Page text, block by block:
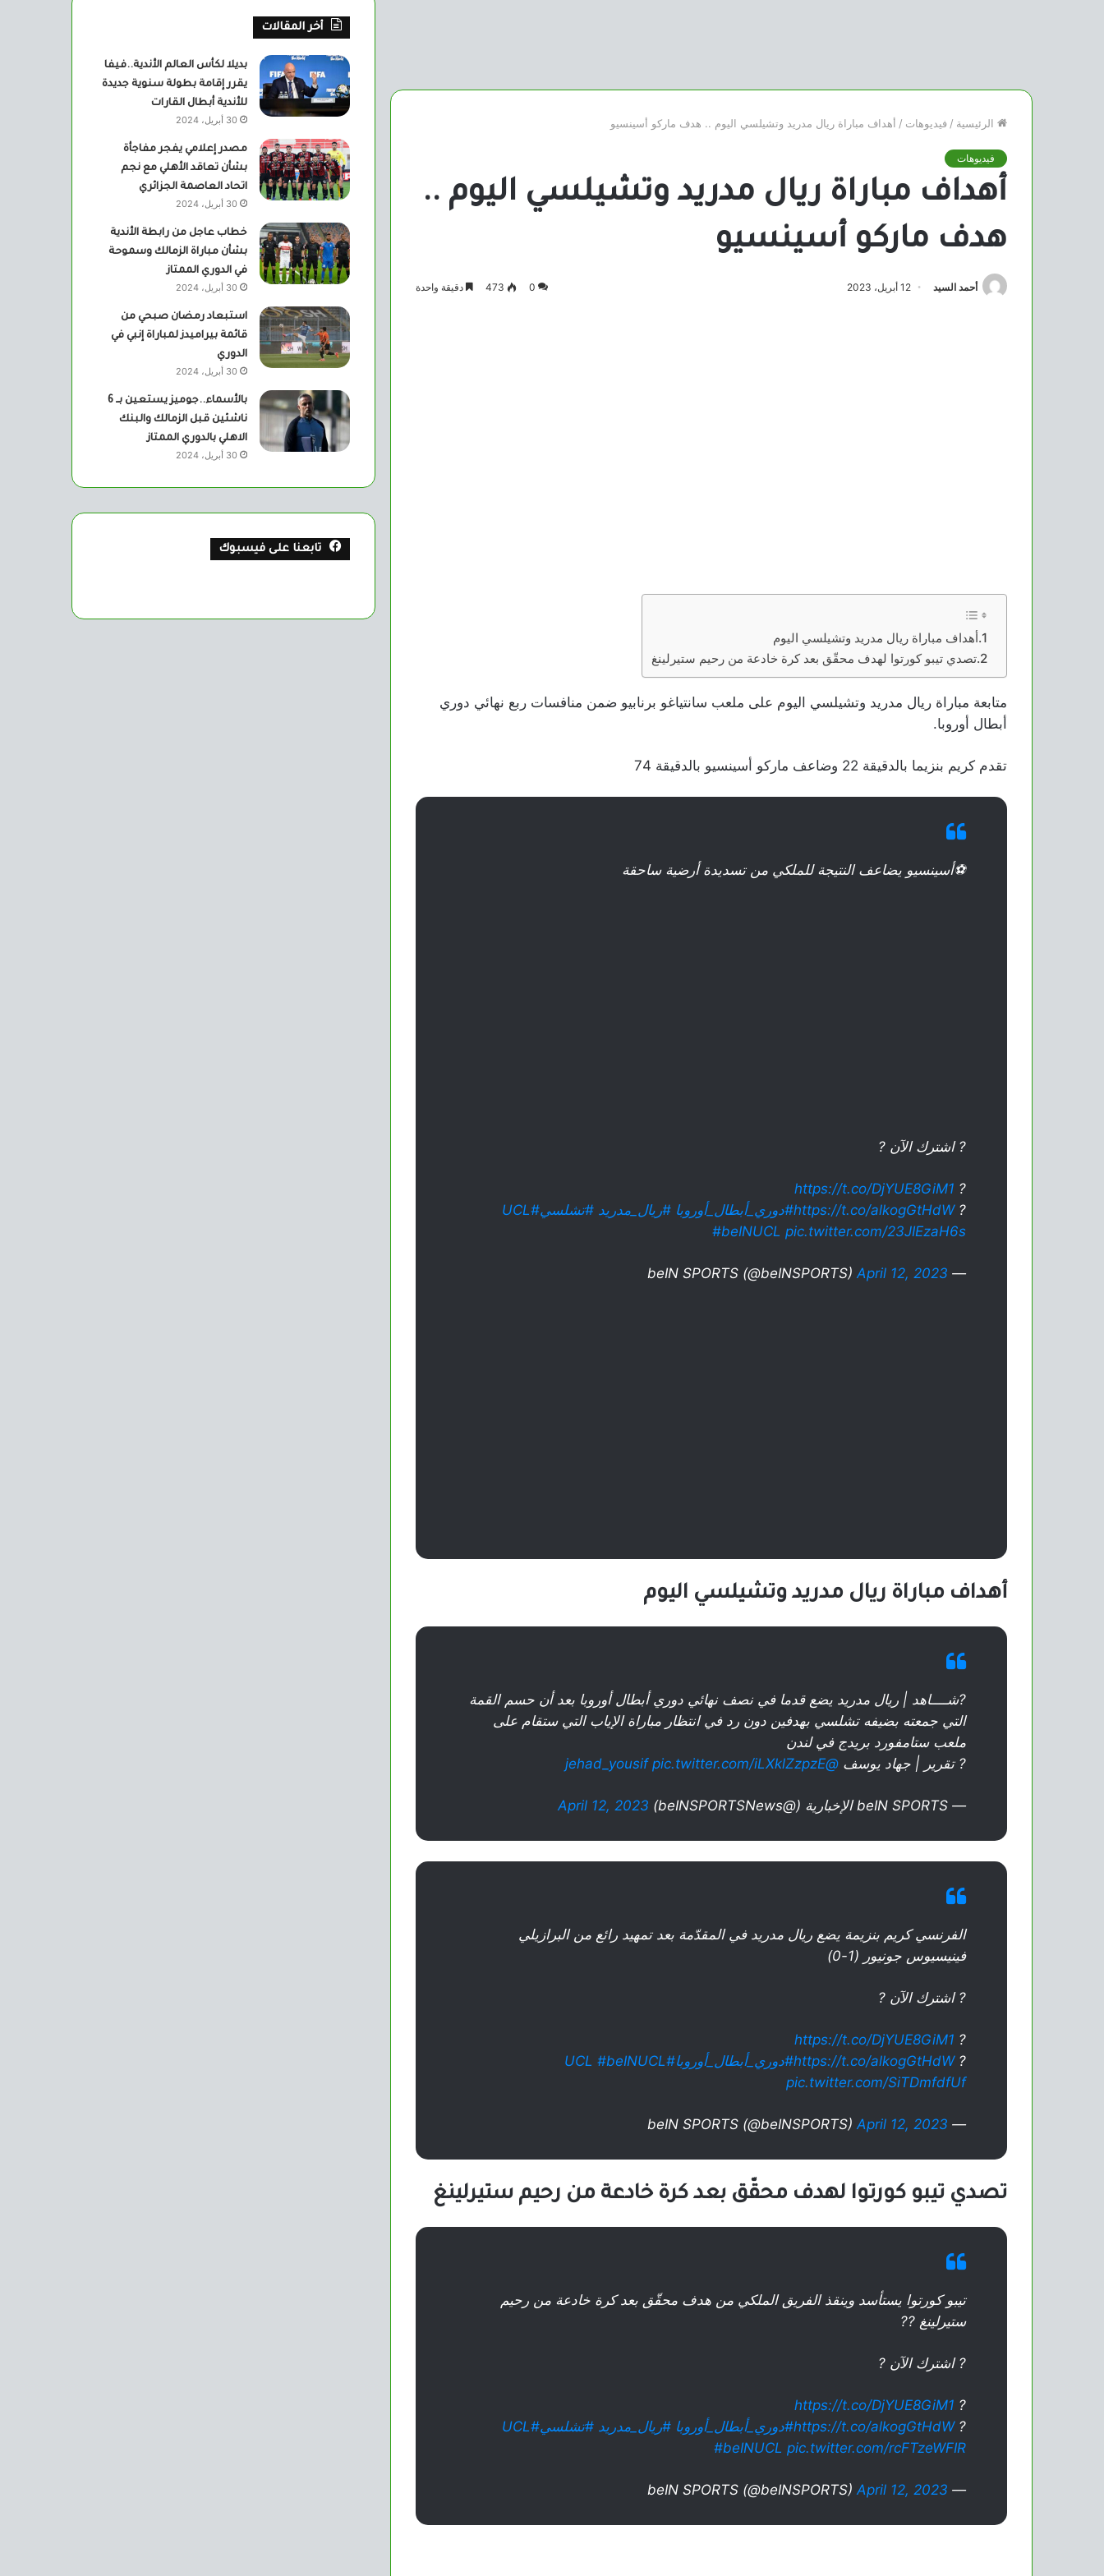
الرئيسية / فيديوهات / أهداف مباراة ريال مدريد وتشيلسي اليوم .. هدف ماركو أسينسيو
فيديوهات
أهداف مباراة ريال مدريد وتشيلسي اليوم ..
هدف ماركو أسينسيو
أحمد السيد 12 أبريل، 2023 0
473 دقيقة واحدة
أهداف مباراة ريال مدريد وتشيلسي اليوم
تصدي تيبو كورتوا لهدف محقّق بعد كرة خادعة من رحيم ستيرلينغ
متابعة مباراة ريال مدريد وتشيلسي اليوم على ملعب سانتياغو برنابيو ضمن منافسات ربع نهائي دوري
أبطال أوروبا.
تقدم كريم بنزيما بالدقيقة 22 وضاعف ماركو أسينسيو بالدقيقة 74
⚽️أسينسيو يضاعف النتيجة للملكي من تسديدة أرضية ساحقة
? اشترك الآن ?
?
https://t.co/DjYUE8GiM1
?
https://t.co/alkogGtHdW#دوري_أبطال_أوروبا #ريال_مدريد #تشلسي#UCL
#beINUCL pic.twitter.com/23JIEzaH6s
— beIN SPORTS (@beINSPORTS)
April 12, 2023
أهداف مباراة ريال مدريد وتشيلسي اليوم
?شــــاهد | ريال مدريد يضع قدما في نصف نهائي دوري أبطال أوروبا بعد أن حسم القمة
التي جمعته بضيفه تشلسي بهدفين دون رد في انتظار مباراة الإياب التي ستقام على
ملعب ستامفورد بريدج في لندن
?️ تقرير | جهاد يوسف @jehad_yousif
pic.twitter.com/iLXklZzpzE
— beIN SPORTS الإخبارية (@beINSPORTSNews) April 12, 2023
الفرنسي كريم بنزيمة يضع ريال مدريد في المقدّمة بعد تمهيد رائع من البرازيلي
فينيسيوس جونيور (1-0)
? اشترك الآن ?
?
https://t.co/DjYUE8GiM1
?
https://t.co/alkogGtHdW#دوري_أبطال_أوروبا#UCL
#beINUCL
pic.twitter.com/SiTDmfdfUf
— beIN SPORTS (@beINSPORTS)
April 12, 2023
تصدي تيبو كورتوا لهدف محقّق بعد كرة خادعة من رحيم ستيرلينغ
تيبو كورتوا يستأسد وينقذ الفريق الملكي من هدف محقّق بعد كرة خادعة من رحيم
ستيرلينغ ??
? اشترك الآن ?
?
https://t.co/DjYUE8GiM1
?
https://t.co/alkogGtHdW#دوري_أبطال_أوروبا #ريال_مدريد #تشلسي#UCL
#beINUCL pic.twitter.com/rcFTzeWFIR
— beIN SPORTS (@beINSPORTS)
April 12, 2023
أخر المقالات
بديلا لكأس العالم الأندية..فيفا
يقرر إقامة بطولة سنوية جديدة
للأندية أبطال القارات
30 أبريل، 2024
مصدر إعلامي يفجر مفاجأة
بشأن تعاقد الأهلي مع نجم
اتحاد العاصمة الجزائري
30 أبريل، 2024
خطاب عاجل من رابطة الأندية
بشأن مباراة الزمالك وسموحة
في الدوري الممتاز
30 أبريل، 2024
استبعاد رمضان صبحي من
قائمة بيراميدز لمباراة إنبي في
الدوري
30 أبريل، 2024
بالأسماء..جوميز يستعين بــ 6
ناشئين قبل الزمالك والبنك
الاهلي بالدوري الممتاز
30 أبريل، 2024
تابعنا على فيسبوك